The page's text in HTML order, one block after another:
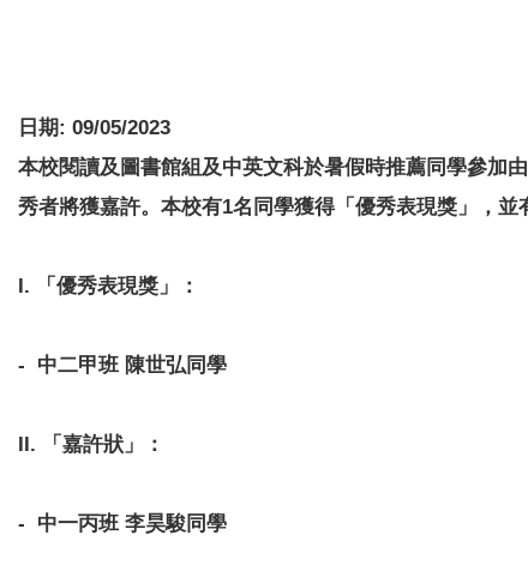
日期: 09/05/2023
本校閱讀及圖書館組及中英文科於暑假時推薦同學參加
秀者將獲嘉許。 本校有1名同學獲得「優秀表現獎」，並
I. 「優秀表現獎」：
- 中二甲班 陳世弘同學
II. 「嘉許狀」：
- 中一丙班 李昊駿同學